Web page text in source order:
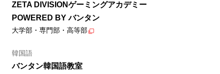
ZETA DIVISIONゲーミングアカデミー
POWERED BY バンタン
大学部・専門部・高等部
韓国語
バンタン韓国語教室